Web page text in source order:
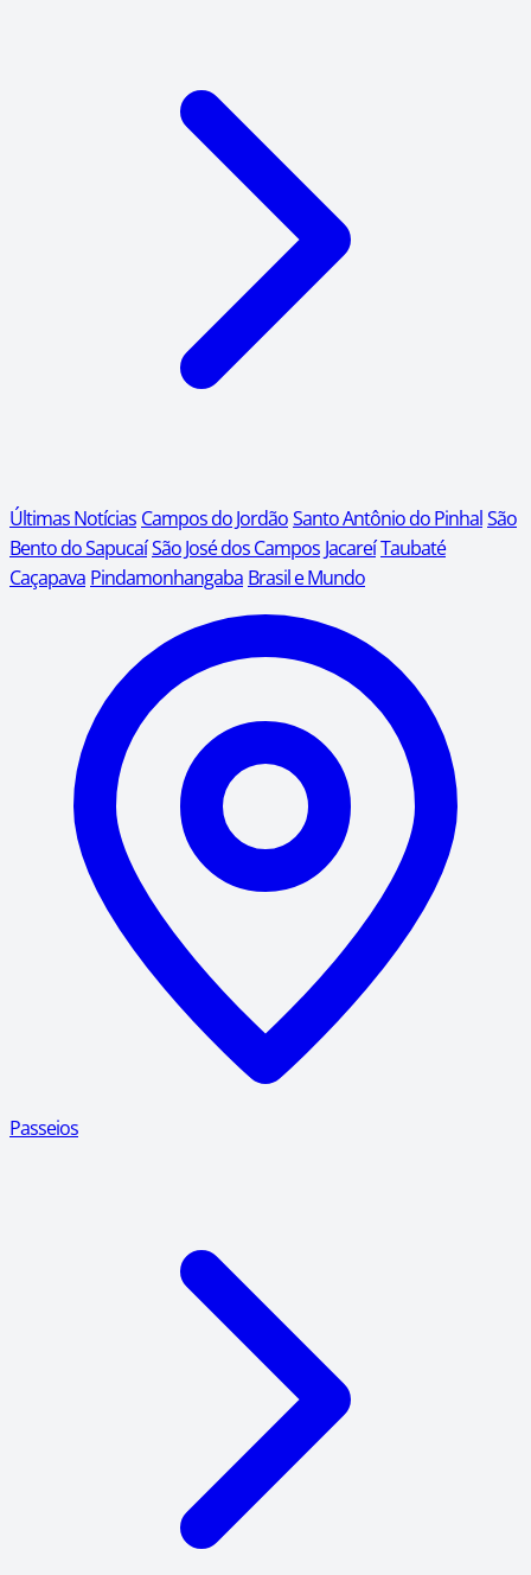
Últimas Notícias Campos do JordãoSanto Antônio do PinhalSão
Bento do SapucaíSão José dos Campos JacareíTaubaté
Caçapava Pindamonhangaba Brasil e Mundo
Passeios